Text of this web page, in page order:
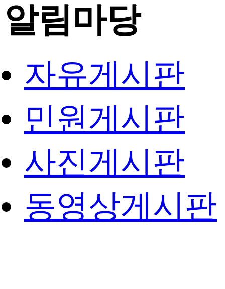
알림마당
자유게시판
민원게시판
사진게시판
동영상게시판